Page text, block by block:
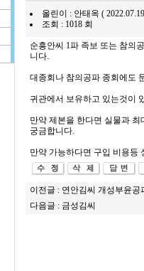
올린이 : 안태옥 (
조회 : 1018 회
순흥안씨 1파 족보 또는 참의
니다.
대종회나 참의공파 종회에도
귀관에서 보유하고 있는것이
만약 제본을 한다면 실물과
궁금합니다.
만약 가능하다면 구입 비용등
이전글 : 연안김씨 개성부윤공
다음글 : 금성김씨